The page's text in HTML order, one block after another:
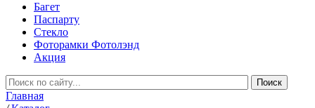
Багет
Паспарту
Стекло
Фоторамки Фотолэнд
Акция
Главная